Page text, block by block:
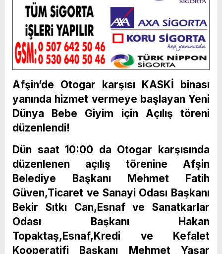
Afşin’de Otogar karşısı KASKİ binası
yanında hizmet vermeye başlayan Yeni
Dünya Bebe Giyim için Açılış töreni
düzenlendi!
Dün saat 10:00 da Otogar karşısında
düzenlenen açılış törenine Afşin
Belediye Başkanı Mehmet Fatih
Güven,Ticaret ve Sanayi Odası Başkanı
Bekir Sıtkı Can,Esnaf ve Sanatkarlar
Odası Başkanı Hakan
Topaktaş,Esnaf,Kredi ve Kefalet
Kooperatifi Başkanı Mehmet Yaşar